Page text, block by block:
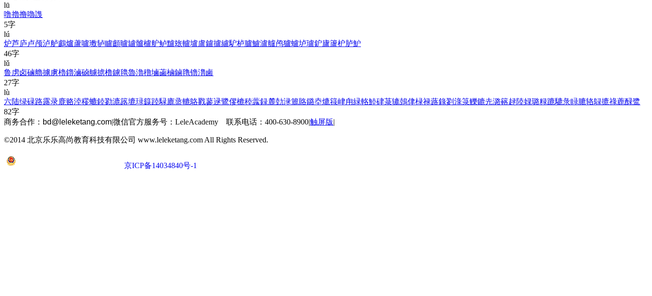
lū
噜擼撸嚕謢
5字
lú
炉芦庐卢颅泸舻鸕爐蘆嚧璷轳矑顱曥罏髗櫨舮鲈黸玈轤壚盧鑪攎纑馿栌臚鱸瀘艫鸬獹蠦垆瓐鈩廬籚枦胪魲
46字
lǔ
鲁虏卤磠艪擄虜櫓鑥滷硵艣掳橹鐪氌魯瀂穞塷蓾樐鏀氇镥澛鹵
27字
lù
六陆绿碌路露录鹿赂淕穋螰錴勠漉簬塶琭籙踛騄廘盝轆鴼戮蓼逯鷺僇樚稑虂録麓勎渌簏賂鏴坴熝簶峍甪緑輅鯥硉菉辘鵱侓椂禄蕗錄剹淥箓觻鏕圥潞簵趢陸娽璐粶蹗騼彔睩膔辂鵦摝祿蔍醁鹭
82字
商务合作： bd@leleketang.com|微信官方服务号：LeleAcademy 联系电话：400-630-8900|触屏版|
©2014 北京乐乐高尚教育科技有限公司 www.leleketang.com All Rights Reserved.
京ICP备14034840号-1